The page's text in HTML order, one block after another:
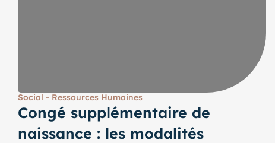
Social - Ressources Humaines
Congé supplémentaire de
naissance : les modalités